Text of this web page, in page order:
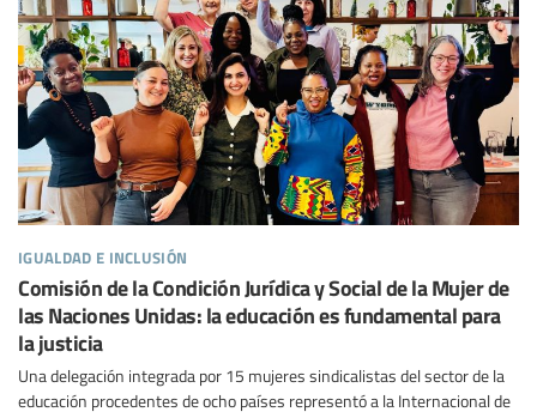
igualdad e inclusión
Comisión de la Condición Jurídica y Social de la Mujer de
las Naciones Unidas: la educación es fundamental para
la justicia
Una delegación integrada por 15 mujeres sindicalistas del sector de la
educación procedentes de ocho países representó a la Internacional de